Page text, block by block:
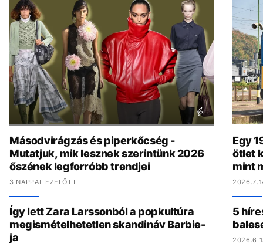
Másodvirágzás és piperkőcség -
Mutatjuk, mik lesznek szerintünk 2026
őszének legforróbb trendjei
3 NAPPAL EZELŐTT
Így lett Zara Larssonból a popkultúra
megismételhetetlen skandináv Barbie-
ja
Egy
ötlet
mint
5